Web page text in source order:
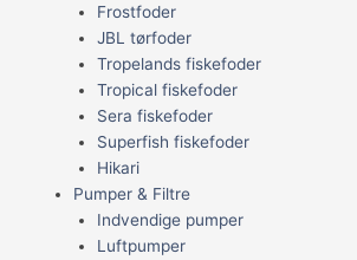
Frostfoder
JBL tørfoder
Tropelands fiskefoder
Tropical fiskefoder
Sera fiskefoder
Superfish fiskefoder
Hikari
Pumper & Filtre
Indvendige pumper
Luftpumper